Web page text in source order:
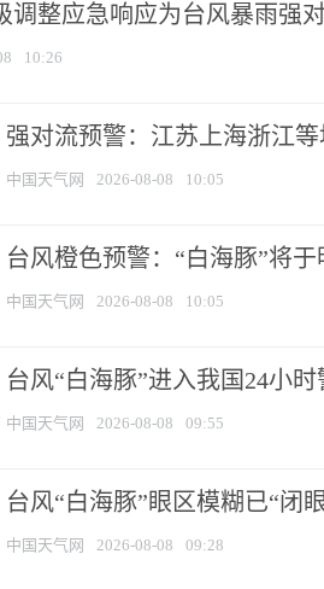
调整应急响应为台风暴雨强
10:26
强对流预警：江苏上海浙江
中国天气网 2026-08-08 10:05
台风橙色预警：“白海豚”将
中国天气网 2026-08-08 10:05
台风“白海豚”进入我国24小
中国天气网 2026-08-08 09:55
台风“白海豚”眼区模糊已“闭
中国天气网 2026-08-08 09:28